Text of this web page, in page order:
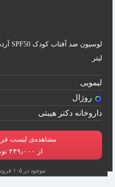
لیتر
لیمویی
روژال
داروخانه دکتر هیبتی
مشاهده‌ی لیست
از ۴۴۹٫۰۰۰ تومان
موجود در ۱۰۵ فروشگاه